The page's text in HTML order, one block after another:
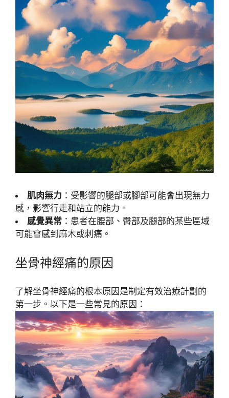
肌肉無力 ：受影響的腿部或腳部可能會出現無力
感，影響行走和站立的能力。
感覺異常 ：患者在腰部、臀部及腿部的某些區域
可能會感到麻木或刺痛。
坐骨神經痛的原因
了解坐骨神經痛的根本原因是制定有效治療計劃的
第一步。以下是一些常見的原因：